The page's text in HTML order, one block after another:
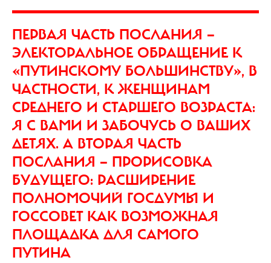
ПЕРВАЯ ЧАСТЬ ПОСЛАНИЯ —
ЭЛЕКТОРАЛЬНОЕ ОБРАЩЕНИЕ К
«ПУТИНСКОМУ БОЛЬШИНСТВУ», В
ЧАСТНОСТИ, К ЖЕНЩИНАМ
СРЕДНЕГО И СТАРШЕГО ВОЗРАСТА:
Я С ВАМИ И ЗАБОЧУСЬ О ВАШИХ
ДЕТЯХ. А ВТОРАЯ ЧАСТЬ
ПОСЛАНИЯ — ПРОРИСОВКА
БУДУЩЕГО: РАСШИРЕНИЕ
ПОЛНОМОЧИЙ ГОСДУМЫ И
ГОССОВЕТ КАК ВОЗМОЖНАЯ
ПЛОЩАДКА ДЛЯ САМОГО
ПУТИНА